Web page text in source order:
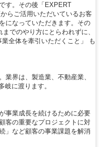
す。その後「EXPERT
らご活用いただいているお客
になっていただきます。その
でのやり方にとらわれずに、
全体を牽引いただくこと」 も
業界は、製造業、不動産業、
岐に渡ります。
事業成長を続けるために必要
客の重要なプロジェクトに対
」など顧客の事業課題を解消